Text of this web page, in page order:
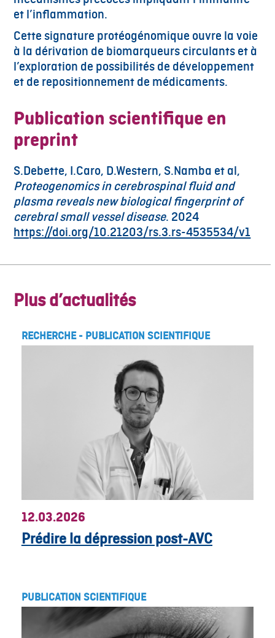
et l’inflammation.
Cette signature protéogénomique ouvre la voie
à la dérivation de biomarqueurs circulants et à
l’exploration de possibilités de développement
et de repositionnement de médicaments.
Publication scientifique en
preprint
S.Debette, I.Caro, D.Western, S.Namba et al,
Proteogenomics in cerebrospinal fluid and
plasma reveals new biological fingerprint of
cerebral small vessel disease. 2024
https://doi.org/10.21203/rs.3.rs-4535534/v1
Plus d’actualités
RECHERCHE - PUBLICATION SCIENTIFIQUE
12.03.2026
Prédire la dépression post-AVC
PUBLICATION SCIENTIFIQUE